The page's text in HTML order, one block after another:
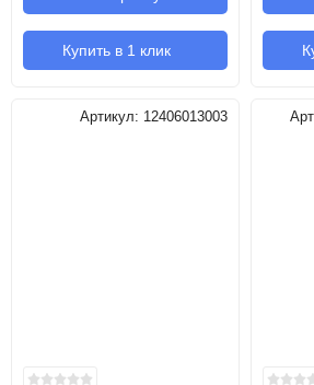
Купить в 1 клик
Артикул: 12406013003